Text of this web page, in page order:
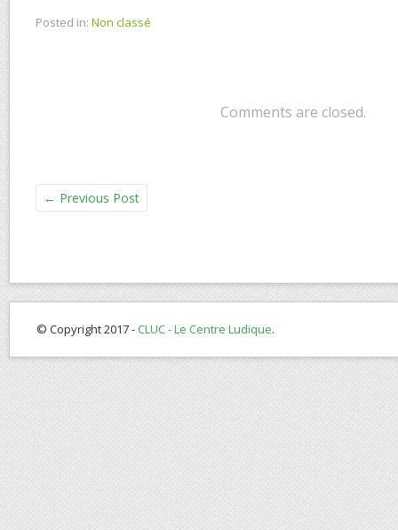
Posted in: Non classé
Comments are closed.
← Previous Post
© Copyright 2017 -CLUC - Le Centre Ludique.